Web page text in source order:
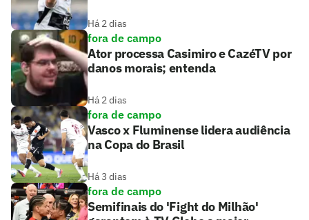
Há 2 dias
fora de campo
Ator processa Casimiro e CazéTV por
danos morais; entenda
Há 2 dias
fora de campo
Vasco x Fluminense lidera audiência
na Copa do Brasil
Há 3 dias
fora de campo
Semifinais do 'Fight do Milhão'